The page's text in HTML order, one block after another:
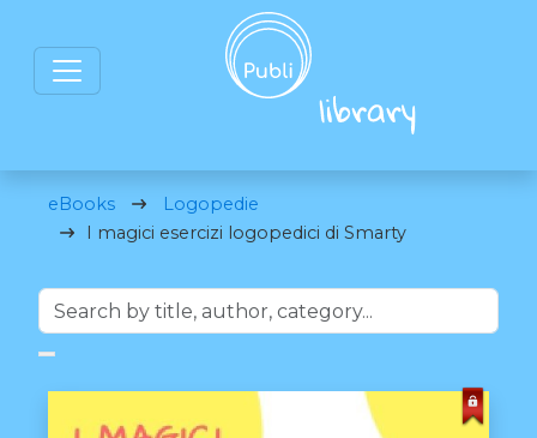
eBooks
Logopedie
I magici esercizi logopedici di Smarty